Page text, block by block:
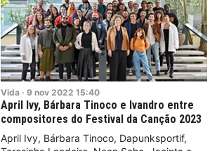
Vida · 9 nov 2022 15:40
April Ivy, Bárbara Tinoco e Ivandro entre
compositores do Festival da Canção 2023
April Ivy, Bárbara Tinoco, Dapunksportif,